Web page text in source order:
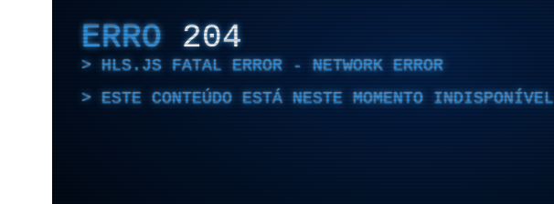
ERRO 204
HLS.JS FATAL ERROR - NETWORK ERROR
ESTE CONTEÚDO ESTÁ NESTE MOMENTO INDISPONÍVEL